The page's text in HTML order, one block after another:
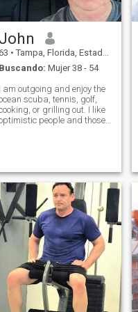
John
• Tampa, Florida, Estados Unidos
Buscando: Mujer 38 - 54
I am outgoing and enjoy the
scuba, tennis, golf,
or grilling out. I like
people and those
the hustle of o